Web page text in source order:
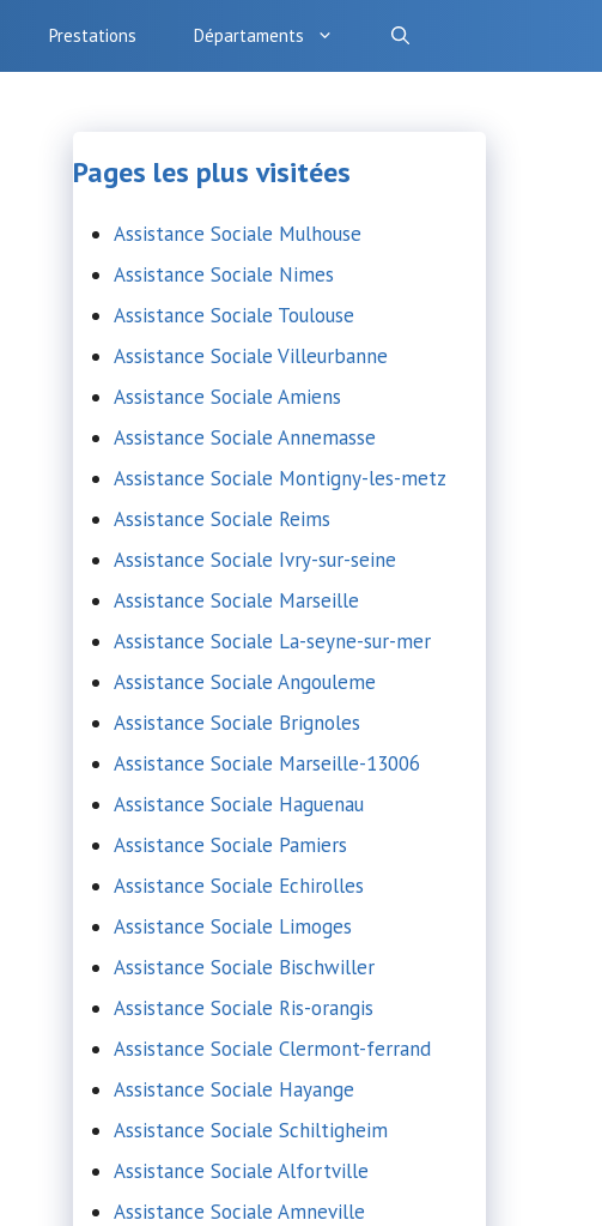
Prestations Départaments
Pages les plus visitées
Assistance Sociale Mulhouse
Assistance Sociale Nimes
Assistance Sociale Toulouse
Assistance Sociale Villeurbanne
Assistance Sociale Amiens
Assistance Sociale Annemasse
Assistance Sociale Montigny-les-metz
Assistance Sociale Reims
Assistance Sociale Ivry-sur-seine
Assistance Sociale Marseille
Assistance Sociale La-seyne-sur-mer
Assistance Sociale Angouleme
Assistance Sociale Brignoles
Assistance Sociale Marseille-13006
Assistance Sociale Haguenau
Assistance Sociale Pamiers
Assistance Sociale Echirolles
Assistance Sociale Limoges
Assistance Sociale Bischwiller
Assistance Sociale Ris-orangis
Assistance Sociale Clermont-ferrand
Assistance Sociale Hayange
Assistance Sociale Schiltigheim
Assistance Sociale Alfortville
Assistance Sociale Amneville